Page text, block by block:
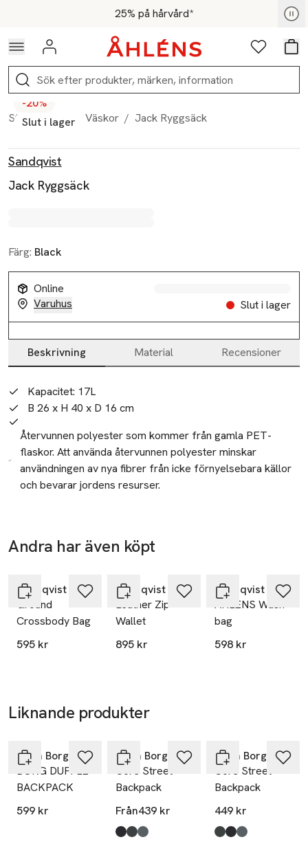
Hoppa till navigationsmenyn25% på hårvård*
För medlemmar - Shoppa nu
Logga in Favoriter
Sök
Start / Herr Väskor / Jack Ryggsäck
-20%
Slut i lager
Sandqvist
Jack Ryggsäck
Färg: Black
Online
Varuhus
Slut i lager
Beskrivning Material Recensioner
Beskrivning
Kapacitet: 17L
B 26 x H 40 x D 16 cm
Återvunnen polyester som kommer från gamla PET-
flaskor. Att använda återvunnen polyester minskar
användningen av nya fibrer från icke förnyelsebara källor
och bevarar jordens resurser.
SKU: 65859252
Andra har även köpt
Sandqvist
Ground
Crossbody Bag
595 kr
Sandqvist
Leather Zip
Wallet
895 kr
Sandqvist
AHLENS Wash
bag
598 kr
Liknande produkter
Björn Borg
BORG DUFFLE
BACKPACK
599 kr
Björn Borg
Core Street
Backpack
Från439 kr
Produkten finns i färgerna:
Black Beauty
Forest Night
Agave Green
Björn Borg
Core Street
Backpack
449 kr
Produkten finns i
Forest Night
Black Beauty
Agave Green